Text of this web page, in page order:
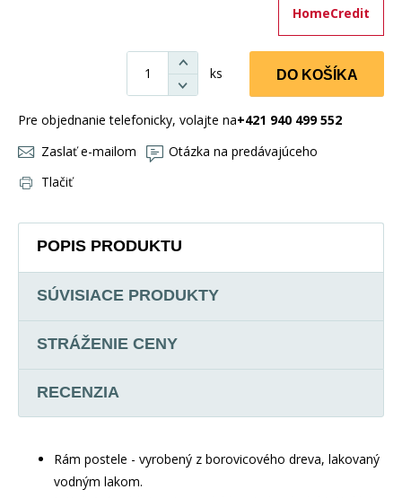
HomeCredit
ks DO KOŠÍKA
Pre objednanie telefonicky, volajte na+421 940 499 552
Zaslať e-mailom
Otázka na predávajúceho
Tlačiť
POPIS PRODUKTU
SÚVISIACE PRODUKTY
STRÁŽENIE CENY
RECENZIA
Rám postele - vyrobený z borovicového dreva, lakovaný
vodným lakom.